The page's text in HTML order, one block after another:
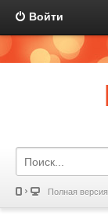
Войти
Полная